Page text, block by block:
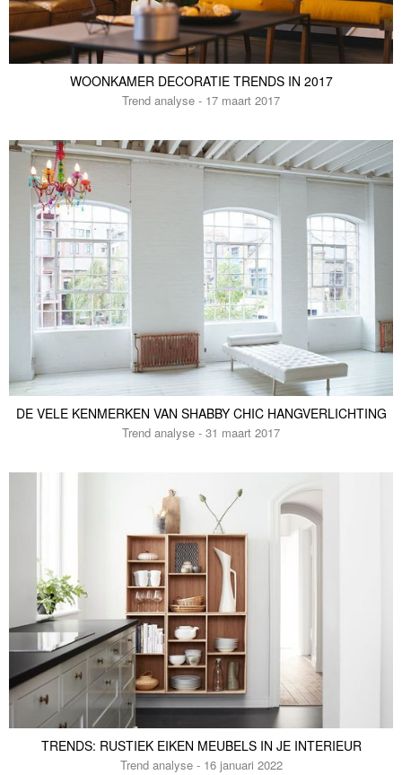
WOONKAMER DECORATIE TRENDS IN 2017
Trend analyse - 17 maart 2017
DE VELE KENMERKEN VAN SHABBY CHIC HANGVERLICHTING
Trend analyse - 31 maart 2017
TRENDS: RUSTIEK EIKEN MEUBELS IN JE INTERIEUR
Trend analyse - 16 januari 2022